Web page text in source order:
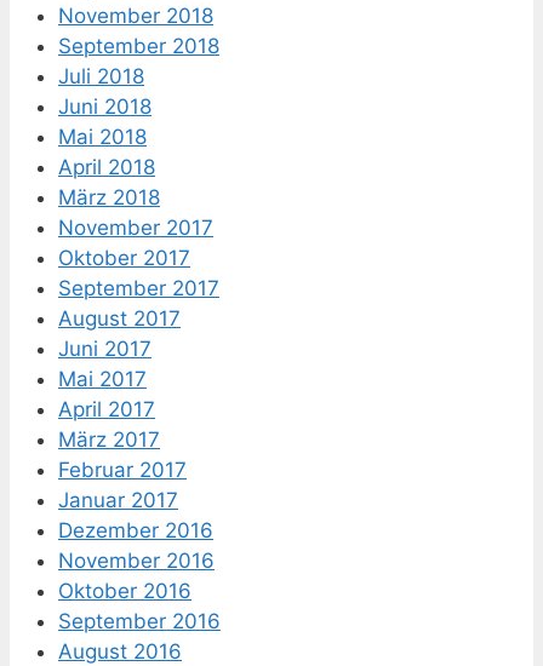
November 2018
September 2018
Juli 2018
Juni 2018
Mai 2018
April 2018
März 2018
November 2017
Oktober 2017
September 2017
August 2017
Juni 2017
Mai 2017
April 2017
März 2017
Februar 2017
Januar 2017
Dezember 2016
November 2016
Oktober 2016
September 2016
August 2016